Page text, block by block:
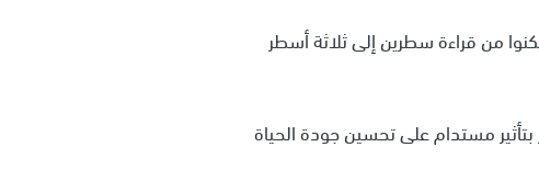
أن الغالبية تمكنوا من قراءة سطرين إلى ثلاثة أسطر
مستدام على تحسين جودة الحياة